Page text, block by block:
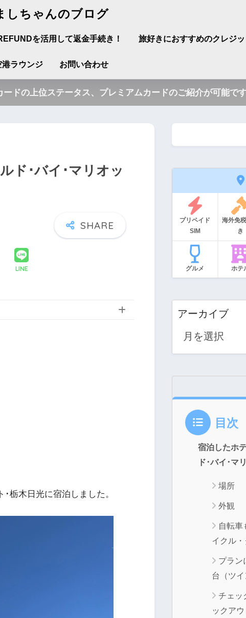
しちゃんのブログ
を活用して返金手続き！ 旅好きにおすすめのクレジ
港ラウンジ お問い合わせ
ドの上位ステータス、プレミアムカードのご紹介が可能で
ド･バイ･マリオッ
LINE
栃木日光に宿泊しました。
プリペイド
SIM
海外免
き
グルメ ホテ
アーカイブ
目次
宿泊したホ
ド･バイ･マ
場所
外観
自転車
イクル・
プラ
台（ツ
チェッ
ックア